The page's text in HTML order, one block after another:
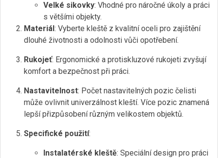
Velké sikovky: Vhodné pro náročné úkoly a práci
s většími objekty.
Materiál: Vyberte kleště z kvalitní oceli pro zajištění
dlouhé životnosti a odolnosti vůči opotřebení.
Rukojeť: Ergonomické a protiskluzové rukojeti zvyšují
komfort a bezpečnost při práci.
Nastavitelnost: Počet nastavitelných pozic čelisti
může ovlivnit univerzálnost kleští. Více pozic znamená
lepší přizpůsobení různým velikostem objektů.
Specifické použití:
Instalatérské kleště: Speciální design pro práci